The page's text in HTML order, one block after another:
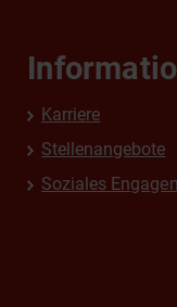
Karriere
Stellenangebote
Soziales